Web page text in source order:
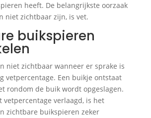
heeft. De belangrijkste oorzaak
niet zichtbaar zijn, is vet.
buikspieren
niet zichtbaar wanneer er sprake is
vetpercentage. Een buikje ontstaat
rondom de buik wordt opgeslagen.
vetpercentage verlaagd, is het
zichtbare buikspieren zeker